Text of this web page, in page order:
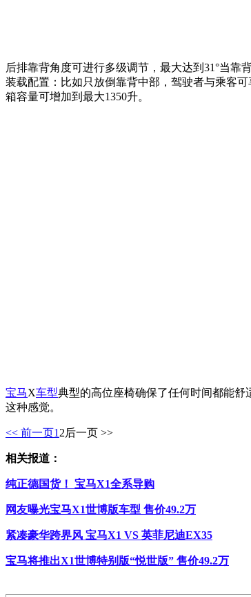
后排靠背角度可进行多级调节，最大达到31°当靠
装载配置：比如只放倒靠背中部，驾驶者与乘客
箱容量可增加到最大1350升。
宝马X车型典型的高位座椅确保了任何时间都能
这种感觉。
<< 前一页1 2后一页 >>
相关报道：
纯正德国货！ 宝马X1全系导购
网友曝光宝马X1世博版车型 售价49.2万
紧凑豪华跨界风 宝马X1 VS 英菲尼迪EX35
宝马将推出X1世博特别版“悦世版” 售价49.2万